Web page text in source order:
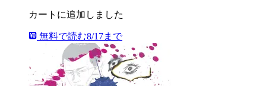
カートに追加しました
無料で読む8/17まで